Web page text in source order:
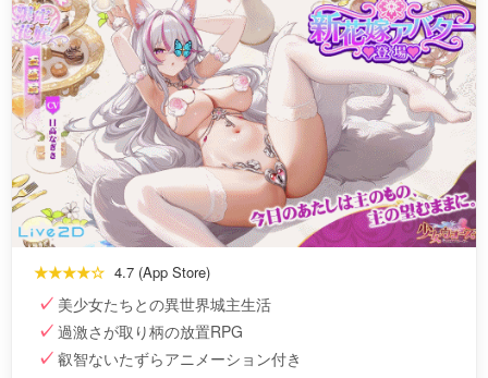
★★★★☆ 4.7 (App Store)
美少女たちとの異世界城主生活
過激さが取り柄の放置RPG
叡智ないたずらアニメーション付き